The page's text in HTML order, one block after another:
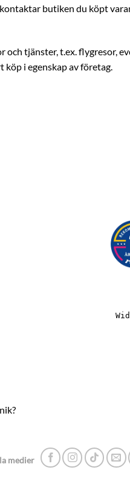
butiken du köpt
och tjänster, t.ex. flygresor,
köp i egenskap av företag.
medier